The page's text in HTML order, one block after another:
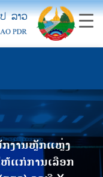
ງານຫຼັກແຫຼ່ງ
ຫ້ແກ່ການເລືອກ